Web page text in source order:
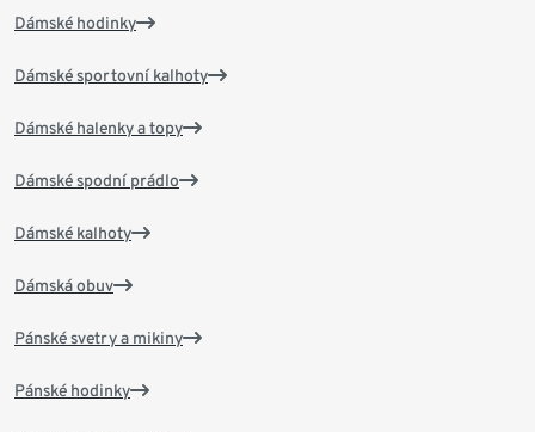
Dámské hodinky
Dámské sportovní kalhoty
Dámské halenky a topy
Dámské spodní prádlo
Dámské kalhoty
Dámská obuv
Pánské svetry a mikiny
Pánské hodinky